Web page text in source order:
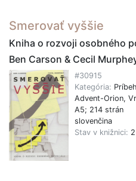
Smerovať vyššie
Kniha o rozvoji osobného
Ben Carson & Cecil
#30915
Kategória:
Advent-Orion,
A5; 214 strán
slovenčina
Stav v knižnici: 2